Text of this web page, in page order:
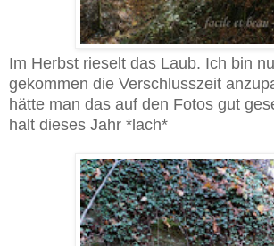
Im Herbst rieselt das Laub. Ich bin
gekommen die Verschlusszeit
hätte man das auf den Fotos gut
halt dieses Jahr *lach*